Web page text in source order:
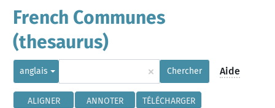
French Communes
(thesaurus)
anglais × Chercher Aide
ALIGNER ANNOTER TÉLÉCHARGER